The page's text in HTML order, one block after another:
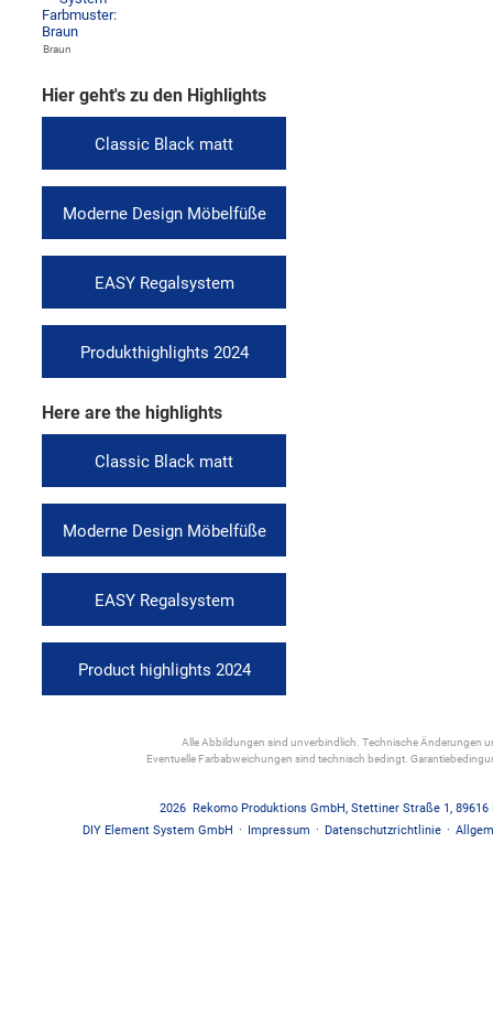
Braun
Hier geht's zu den Highlights
Classic Black matt
Moderne Design Möbelfüße
EASY Regalsystem
Produkthighlights 2024
Here are the highlights
Classic Black matt
Moderne Design Möbelfüße
EASY Regalsystem
Product highlights 2024
Alle Abbildungen sind unverbindlich. Technische Änderungen
Eventuelle Farbabweichungen sind technisch bedingt.
2026 Rekomo Produktions GmbH, Stettiner Straße 1, 89616
DIY Element System GmbH · Impressum · Datenschutzrichtlinie ·